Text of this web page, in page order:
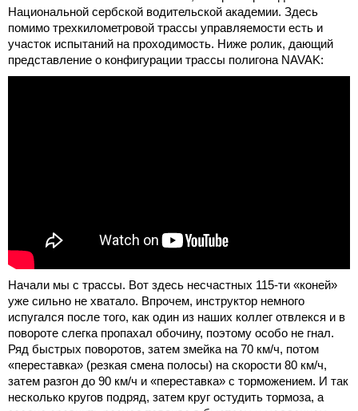
Национальной сербской водительской академии. Здесь
помимо трехкилометровой трассы управляемости есть и
участок испытаний на проходимость. Ниже ролик, дающий
представление о конфигурации трассы полигона NAVAK:
Начали мы с трассы. Вот здесь несчастных 115-ти «коней»
уже сильно не хватало. Впрочем, инструктор немного
испугался после того, как один из наших коллег отвлекся и в
повороте слегка пропахал обочину, поэтому особо не гнал.
Ряд быстрых поворотов, затем змейка на 70 км/ч, потом
«переставка» (резкая смена полосы) на скорости 80 км/ч,
затем разгон до 90 км/ч и «переставка» с торможением. И так
несколько кругов подряд, затем круг остудить тормоза, а